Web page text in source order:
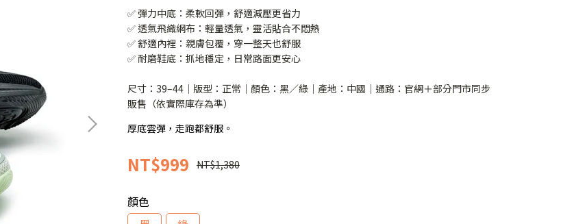
✅ 彈力中底：柔軟回彈，舒適減壓更省力
✅ 透氣飛織網布：輕量透氣，靈活貼合不悶熱
✅ 舒適內裡：親膚包覆，穿一整天也舒服
✅ 耐磨鞋底：抓地穩定，日常路面更安心
尺寸：39–44｜版型：正常｜顏色：黑／綠｜產地：中國｜通路：官網＋部分門市同步
販售（依實際庫存為準）
厚底雲彈，走跑都舒服。
NT$999 NT$1,380
顏色